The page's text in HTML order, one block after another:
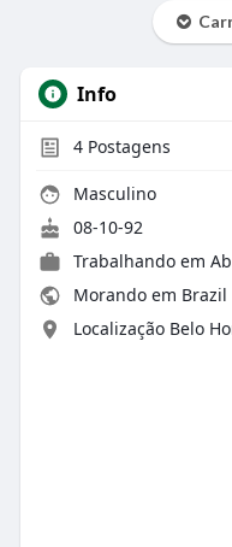
Info
4Postagens
Masculino
08-10-92
Trabalhando em
Morando em Brazil
Localização Belo